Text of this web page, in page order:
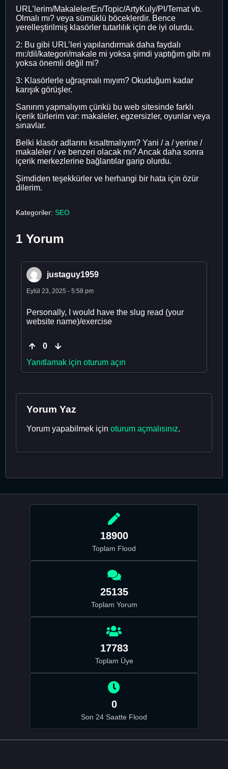
URL’lerim/Makaleler/En/Topic/ArtyKuly/Pl/Temat vb.
Olmalı mı? veya sümüklü böceklerdir. Bence
yerelleştirilmiş klasörler tutarlılık için de iyi olurdu.
2: Bu gibi URL’leri yapılandırmak daha faydalı
mı:/dil/kategori/makale mi yoksa şimdi yaptığım gibi mi
yoksa önemli değil mi?
3: Klasörlerle uğraşmalı mıyım? Okuduğum kadar
karışık görüşler.
Sanırım yapmalıyım çünkü bu web sitesinde farklı
içerik türlerim var: makaleler, egzersizler, oyunlar veya
sınavlar.
Belki klasör adlarını kısaltmalıyım? Yani / a / yerine /
makaleler / ve benzeri olacak mı? Ancak daha sonra
içerik merkezlerine bağlantılar garip olurdu.
Şimdiden teşekkürler ve herhangi bir hata için özür
dilerim.
Kategoriler: SEO
1 Yorum
justaguy1959
Eylül 23, 2025 - 5:58 pm
Personally, I would have the slug read (your
website name)/exercise
0
Yanıtlamak için oturum açın
Yorum Yaz
Yorum yapabilmek için oturum açmalısınız.
18900
Toplam Flood
25135
Toplam Yorum
17783
Toplam Üye
0
Son 24 Saatte Flood